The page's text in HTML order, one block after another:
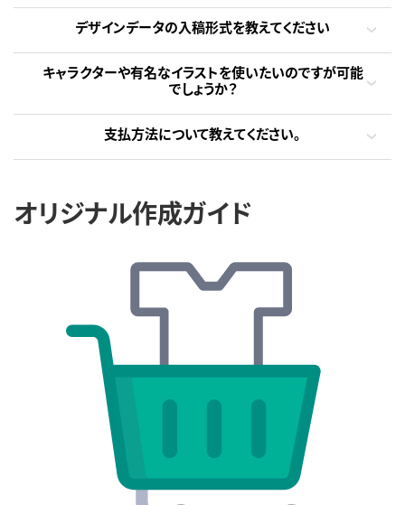
デザインデータの入稿形式を教えてください
キャラクターや有名なイラストを使いたいのですが可能
でしょうか？
支払方法について教えてください。
オリジナル作成ガイド